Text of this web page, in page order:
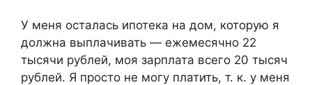
У меня осталась ипотека на дом, которую я
должна выплачивать — ежемесячно 22
тысячи рублей, моя зарплата всего 20 тысяч
рублей. Я просто не могу платить, т. к. у меня